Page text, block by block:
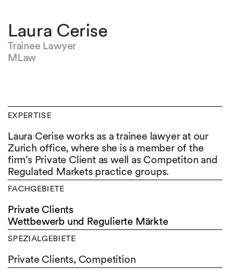
Laura Cerise
Trainee Lawyer
MLaw
EXPERTISE
Laura Cerise works as a trainee lawyer at our
Zurich office, where she is a member of the
firm's Private Client as well as Competiton and
Regulated Markets practice groups.
FACHGEBIETE
Private Clients
Wettbewerb und Regulierte Märkte
SPEZIALGEBIETE
Private Clients, Competition